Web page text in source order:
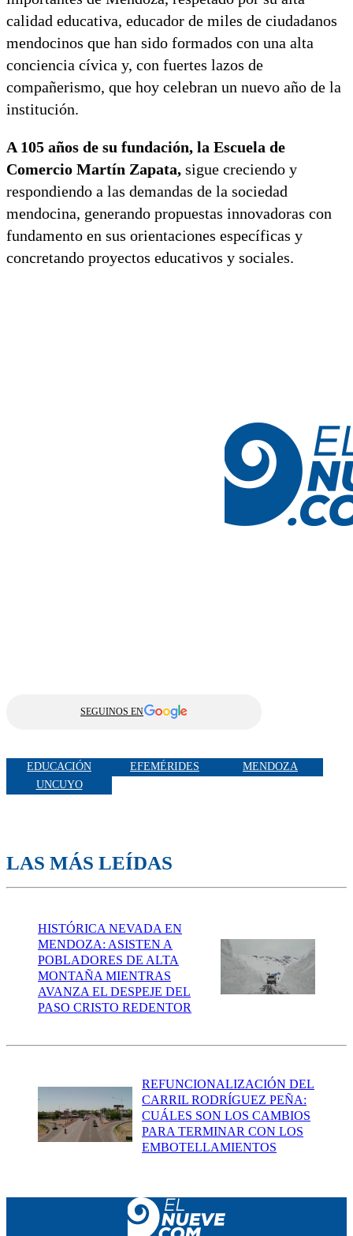
calidad educativa, educador de miles de ciudadanos
mendocinos que han sido formados con una alta
conciencia cívica y, con fuertes lazos de
compañerismo, que hoy celebran un nuevo año de la
institución.
A 105 años de su fundación, la Escuela de
Comercio Martín Zapata, sigue creciendo y
respondiendo a las demandas de la sociedad
mendocina, generando propuestas innovadoras con
fundamento en sus orientaciones específicas y
concretando proyectos educativos y sociales.
SEGUINOS EN
EDUCACIÓN EFEMÉRIDES
MENDOZA
UNCUYO
LAS MÁS LEÍDAS
HISTÓRICA NEVADA EN
MENDOZA: ASISTEN A
POBLADORES DE ALTA
MONTAÑA MIENTRAS
AVANZA EL DESPEJE DEL
PASO CRISTO REDENTOR
REFUNCIONALIZACIÓN DEL
CARRIL RODRÍGUEZ PEÑA:
CUÁLES SON LOS CAMBIOS
PARA TERMINAR CON LOS
EMBOTELLAMIENTOS